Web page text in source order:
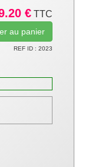
€ TTC
REF ID : 2023